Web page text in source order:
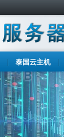
泰国云主机